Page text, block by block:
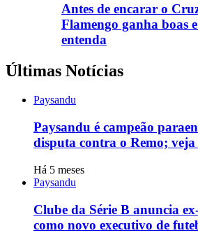
Antes de encarar o
Flamengo ganha boas
entenda
Últimas Notícias
Paysandu
Paysandu é campeão
disputa contra o Remo;
Há 5 meses
Paysandu
Clube da Série B anuncia
como novo executivo de